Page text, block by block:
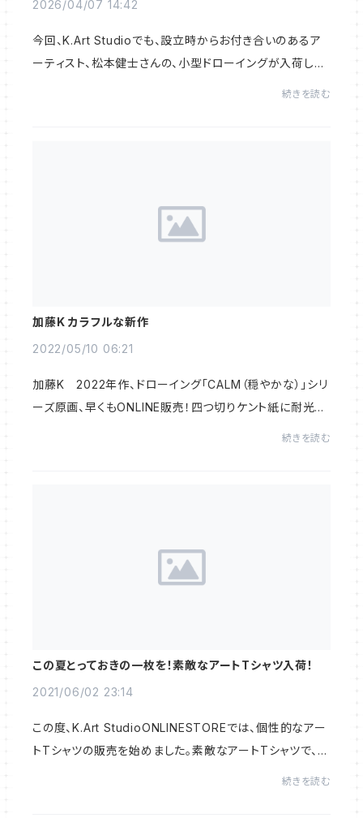
2026/04/07 14:42
今回、K.Art Studioでも、設立時からお付き合いのあるア
ーティスト、松本健士さんの、小型ドローイングが入荷しま
した！今回の商品は、松本さんの、2026年K.Art Studio G
続きを読む
加藤K カラフルな新作
2022/05/10 06:21
加藤K 2022年作、ドローイング「CALM（穏やかな）」シリ
ーズ原画、早くもONLINE販売！四つ切りケント紙に耐光性
続きを読む
この夏とっておきの一枚を！素敵なアートTシャツ入荷！
2021/06/02 23:14
この度、K.Art StudioONLINESTOREでは、個性的なアー
トTシャツの販売を始めました。素敵なアートTシャツで、今
続きを読む